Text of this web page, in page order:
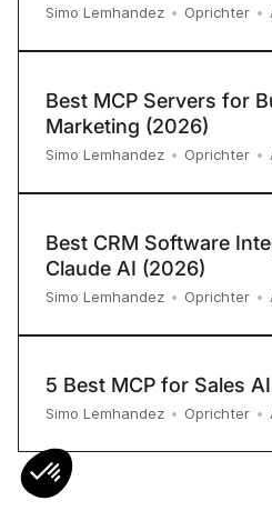
Simo Lemhandez • Oprichter •
Best MCP Servers for
Marketing (2026)
Simo Lemhandez • Oprichter •
Best CRM Software
Claude AI (2026)
Simo Lemhandez • Oprichter •
5 Best MCP for Sales
Simo Lemhandez • Oprichter •